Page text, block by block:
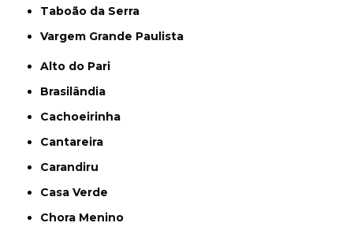
Taboão da Serra
Vargem Grande Paulista
Alto do Pari
Brasilândia
Cachoeirinha
Cantareira
Carandiru
Casa Verde
Chora Menino